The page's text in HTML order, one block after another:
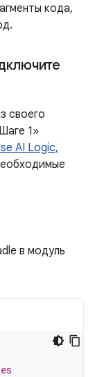
кода,
своего
1»
AI Logic,
в модуль